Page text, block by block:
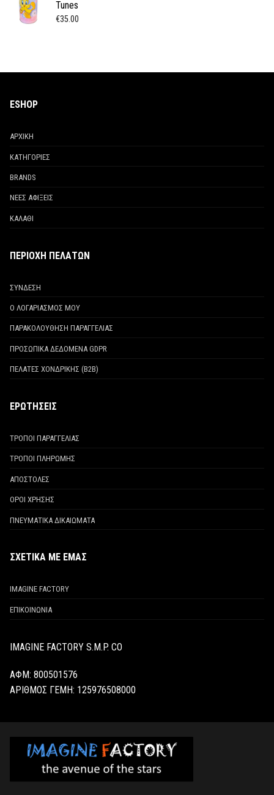
Tunes
€35.00
ESHOP
ΑΡΧΙΚΗ
ΚΑΤΗΓΟΡΙΕΣ
BRANDS
ΝΕΕΣ ΑΦΙΞΕΙΣ
ΚΑΛΑΘΙ
ΠΕΡΙΟΧΗ ΠΕΛΑΤΩΝ
ΣΥΝΔΕΣΗ
Ο ΛΟΓΑΡΙΑΣΜΟΣ ΜΟΥ
ΠΑΡΑΚΟΛΟΥΘΗΣΗ ΠΑΡΑΓΓΕΛΙΑΣ
ΠΡΟΣΩΠΙΚΑ ΔΕΔΟΜΕΝΑ GDPR
ΠΕΛΑΤΕΣ ΧΟΝΔΡΙΚΗΣ (Β2Β)
ΕΡΩΤΗΣΕΙΣ
ΤΡΟΠΟΙ ΠΑΡΑΓΓΕΛΙΑΣ
ΤΡΟΠΟΙ ΠΛΗΡΩΜΗΣ
ΑΠΟΣΤΟΛΕΣ
ΟΡΟΙ ΧΡΗΣΗΣ
ΠΝΕΥΜΑΤΙΚΑ ΔΙΚΑΙΩΜΑΤΑ
ΣΧΕΤΙΚΑ ΜΕ ΕΜΑΣ
IMAGINE FACTORY
ΕΠΙΚΟΙΝΩΝΙΑ
IMAGINE FACTORY S.M.P. CO
ΑΦΜ: 800501576
ΑΡΙΘΜΟΣ ΓΕΜΗ: 125976508000